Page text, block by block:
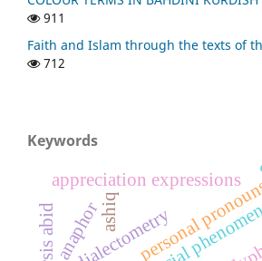
911
Faith and Islam through the texts of
712
Keywords
dialectometry
personal
appreciation expressions
social
ashiq
anaphor